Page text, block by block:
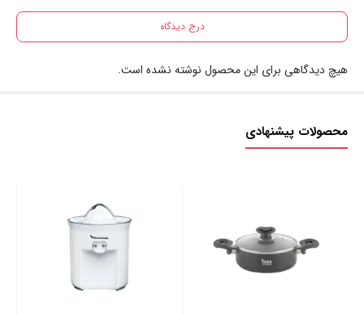
درج دیدگاه
هیچ دیدگاهی برای این محصول نوشته نشده است.
محصولات پیشنهادی